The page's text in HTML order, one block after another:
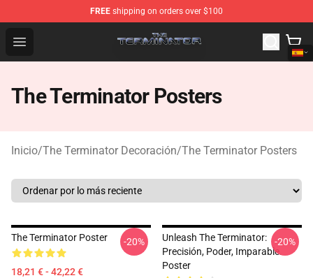
FREE shipping on orders over $100
Open menu
The Terminator Store - Official The Terminator
The Terminator Posters
Inicio/The Terminator Decoración/The Terminator Posters
The Terminator Poster
18,21 € - 42,22 €
-20%
Unleash The Terminator:
Precisión, Poder, Imparable.
Poster
-20%